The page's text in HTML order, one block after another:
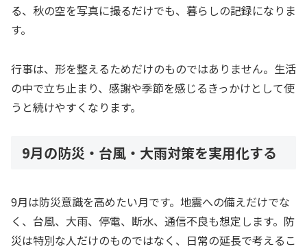
る、秋の空を写真に撮るだけでも、暮らしの記録になりま
す。
行事は、形を整えるためだけのものではありません。生活
の中で立ち止まり、感謝や季節を感じるきっかけとして使
うと続けやすくなります。
9月の防災・台風・大雨対策を実用化する
9月は防災意識を高めたい月です。地震への備えだけでな
く、台風、大雨、停電、断水、通信不良も想定します。防
災は特別な人だけのものではなく、日常の延長で考えるこ